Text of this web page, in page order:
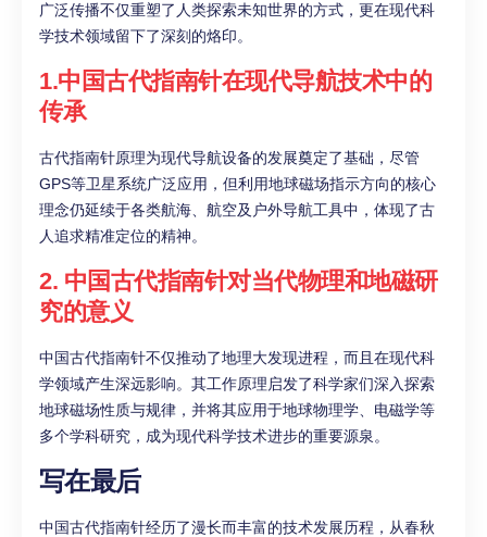
广泛传播不仅重塑了人类探索未知世界的方式，更在现代科
学技术领域留下了深刻的烙印。
1.中国古代指南针在现代导航技术中的
传承
古代指南针原理为现代导航设备的发展奠定了基础，尽管
GPS等卫星系统广泛应用，但利用地球磁场指示方向的核心
理念仍延续于各类航海、航空及户外导航工具中，体现了古
人追求精准定位的精神。
2. 中国古代指南针对当代物理和地磁研
究的意义
中国古代指南针不仅推动了地理大发现进程，而且在现代科
学领域产生深远影响。其工作原理启发了科学家们深入探索
地球磁场性质与规律，并将其应用于地球物理学、电磁学等
多个学科研究，成为现代科学技术进步的重要源泉。
写在最后
中国古代指南针经历了漫长而丰富的技术发展历程，从春秋